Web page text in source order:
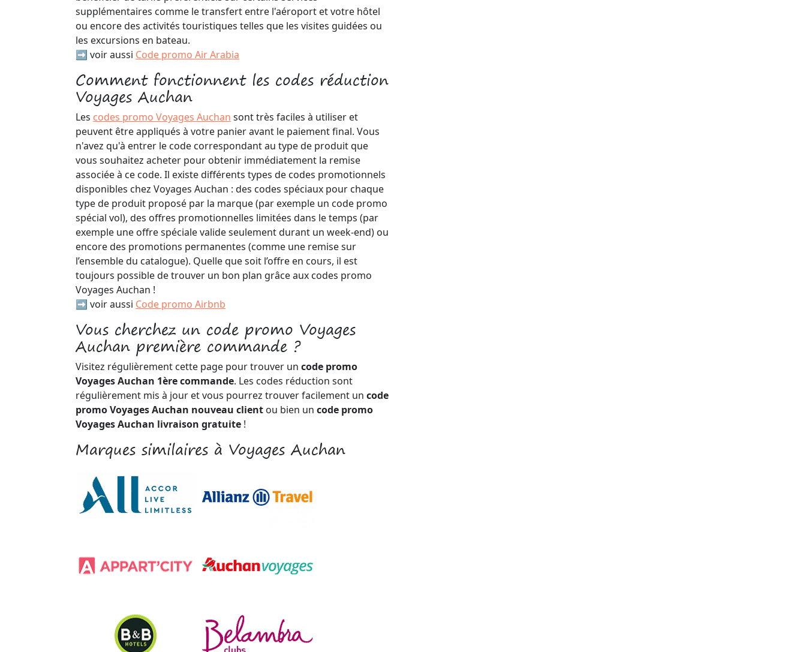
supplémentaires comme le transfert entre l'aéroport et votre hôtel
ou encore des activités touristiques telles que les visites guidées ou
les excursions en bateau.
➡️ voir aussi Code promo Air Arabia
Comment fonctionnent les codes réduction
Voyages Auchan
Les codes promo Voyages Auchan sont très faciles à utiliser et
peuvent être appliqués à votre panier avant le paiement final. Vous
n'avez qu'à entrer le code correspondant au type de produit que
vous souhaitez acheter pour obtenir immédiatement la remise
associée à ce code. Il existe différents types de codes promotionnels
disponibles chez Voyages Auchan : des codes spéciaux pour chaque
type de produit proposé par la marque (par exemple un code promo
spécial vol), des offres promotionnelles limitées dans le temps (par
exemple une offre spéciale valide seulement durant un week-end) ou
encore des promotions permanentes (comme une remise sur
l’ensemble du catalogue). Quelle que soit l’offre en cours, il est
toujours possible de trouver un bon plan grâce aux codes promo
Voyages Auchan !
➡️ voir aussi Code promo Airbnb
Vous cherchez un code promo Voyages
Auchan première commande ?
Visitez régulièrement cette page pour trouver un code promo
Voyages Auchan 1ère commande. Les codes réduction sont
régulièrement mis à jour et vous pourrez trouver facilement un code
promo Voyages Auchan nouveau client ou bien un code promo
Voyages Auchan livraison gratuite !
Marques similaires à Voyages Auchan